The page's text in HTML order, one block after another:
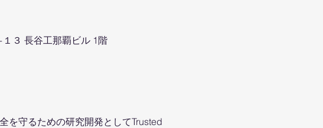
３ 長谷工那覇ビル 1階
を守るための研究開発としてTrusted